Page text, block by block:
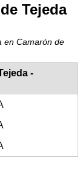
Tejeda
en Camarón de
-